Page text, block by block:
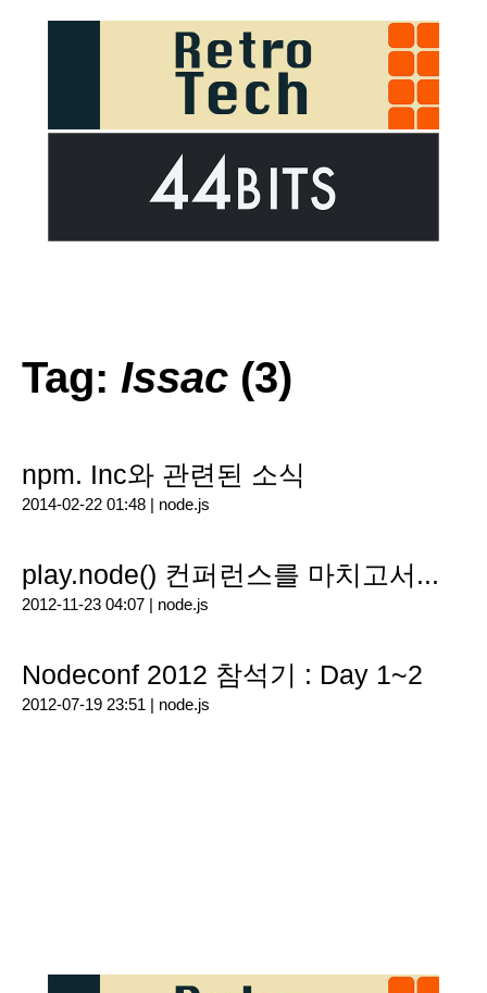
Tag: Issac (3)
npm. Inc와 관련된 소식
2014-02-22 01:48 | node.js
play.node() 컨퍼런스를 마치고서...
2012-11-23 04:07 | node.js
Nodeconf 2012 참석기 : Day 1~2
2012-07-19 23:51 | node.js